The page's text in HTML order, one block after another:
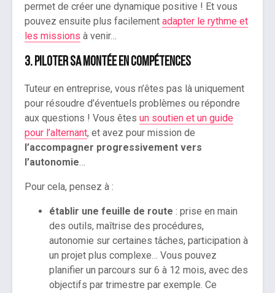
permet de créer une dynamique positive ! Et vous
pouvez ensuite plus facilement adapter le rythme et
les missions à venir…
3. Piloter sa montée en compétences
Tuteur en entreprise, vous n’êtes pas là uniquement
pour résoudre d’éventuels problèmes ou répondre
aux questions ! Vous êtes un soutien et un guide
pour l’alternant, et avez pour mission de
l’accompagner progressivement vers
l’autonomie…
Pour cela, pensez à :
établir une feuille de route : prise en main
des outils, maîtrise des procédures,
autonomie sur certaines tâches, participation à
un projet plus complexe… Vous pouvez
planifier un parcours sur 6 à 12 mois, avec des
objectifs par trimestre par exemple. Ce